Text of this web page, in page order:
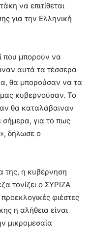
να επιτίθεται
για την Ελληνική
που μπορούν να
αυτά τα τέσσερα
θα μπορούσαν να τα
μας κυβερνούσαν. Το
θα καταλάβαιναν
σήμερα, για το πως
δήλωσε ο
της, η κυβέρνηση
τονίζει ο ΣΥΡΙΖΑ
φιέστες
η αλήθεια είναι
μικρομεσαία